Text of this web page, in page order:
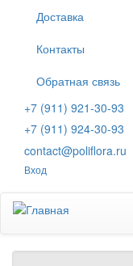
содержанию
Доставка
Контакты
Обратная связь
+7 (911) 921-30-93
+7 (911) 924-30-93
contact@poliflora.ru
Вход